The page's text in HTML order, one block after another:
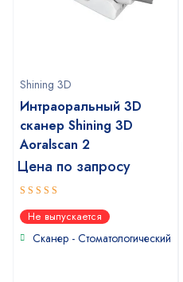
Shining 3D
Интраоральный 3D
сканер Shining 3D
Aoralscan 2
Цена по запросу
5out of 5
Не выпускается
Сканер - Стоматологический